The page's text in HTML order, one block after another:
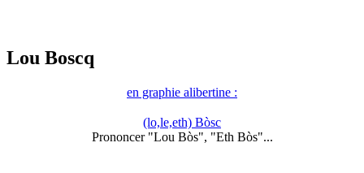
Lou Boscq
en graphie alibertine :
(lo,le,eth) Bòsc
Prononcer "Lou Bòs", "Eth Bòs"...